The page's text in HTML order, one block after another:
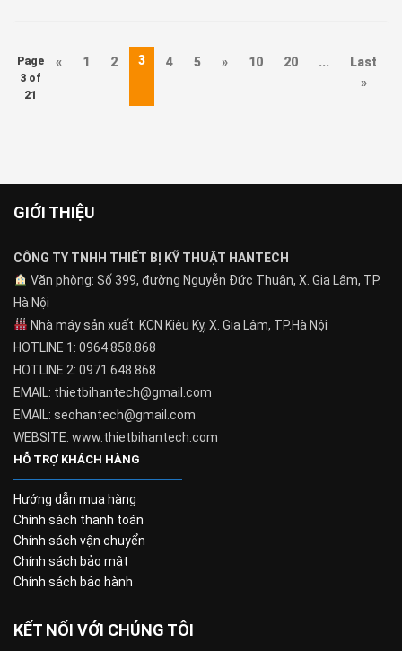
Page
3 of
21
« 1 2 3 4 5 » 10 20 ...
Last
»
GIỚI THIỆU
CÔNG TY TNHH THIẾT BỊ KỸ THUẬT HANTECH
Văn phòng: Số 399, đường Nguyễn Đức Thuận, X. Gia Lâm, TP.
Hà Nội
Nhà máy sản xuất: KCN Kiêu Kỵ, X. Gia Lâm, TP.Hà Nội
HOTLINE 1: 0964.858.868
HOTLINE 2: 0971.648.868
EMAIL: thietbihantech@gmail.com
EMAIL: seohantech@gmail.com
WEBSITE: www.thietbihantech.com
HỖ TRỢ KHÁCH HÀNG
Hướng dẫn mua hàng
Chính sách thanh toán
Chính sách vận chuyển
Chính sách bảo mật
Chính sách bảo hành
KẾT NỐI VỚI CHÚNG TÔI